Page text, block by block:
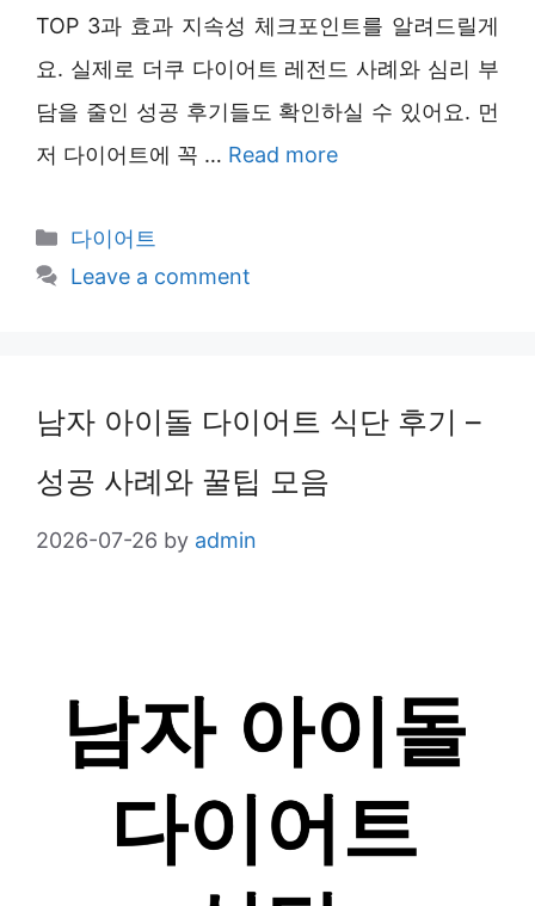
TOP 3과 효과 지속성 체크포인트를 알려드릴게
요. 실제로 더쿠 다이어트 레전드 사례와 심리 부
담을 줄인 성공 후기들도 확인하실 수 있어요. 먼
저 다이어트에 꼭 … Read more
Categories
다이어트
Leave a comment
남자 아이돌 다이어트 식단 후기 –
성공 사례와 꿀팁 모음
2026-07-26 by admin